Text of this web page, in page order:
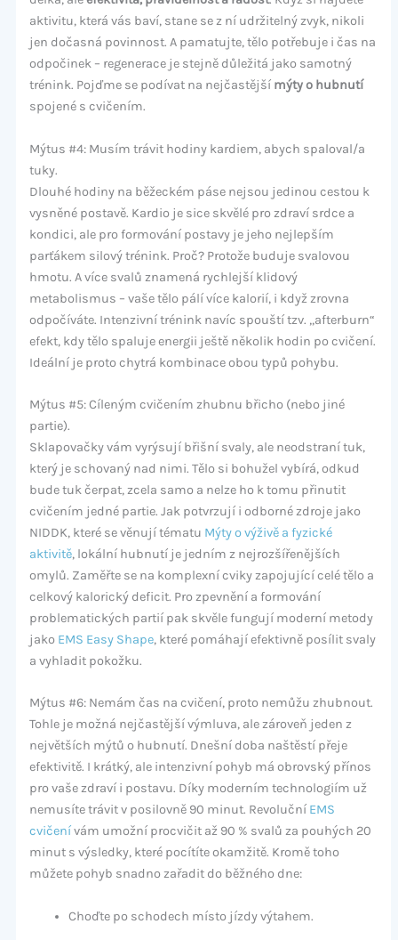
aktivitu, která vás baví, stane se z ní udržitelný zvyk, nikoli
jen dočasná povinnost. A pamatujte, tělo potřebuje i čas na
odpočinek – regenerace je stejně důležitá jako samotný
trénink. Pojďme se podívat na nejčastější mýty o hubnutí
spojené s cvičením.
Mýtus #4: Musím trávit hodiny kardiem, abych spaloval/a
tuky.
Dlouhé hodiny na běžeckém páse nejsou jedinou cestou k
vysněné postavě. Kardio je sice skvělé pro zdraví srdce a
kondici, ale pro formování postavy je jeho nejlepším
parťákem silový trénink. Proč? Protože buduje svalovou
hmotu. A více svalů znamená rychlejší klidový
metabolismus – vaše tělo pálí více kalorií, i když zrovna
odpočíváte. Intenzivní trénink navíc spouští tzv. „afterburn“
efekt, kdy tělo spaluje energii ještě několik hodin po cvičení.
Ideální je proto chytrá kombinace obou typů pohybu.
Mýtus #5: Cíleným cvičením zhubnu břicho (nebo jiné
partie).
Sklapovačky vám vyrýsují břišní svaly, ale neodstraní tuk,
který je schovaný nad nimi. Tělo si bohužel vybírá, odkud
bude tuk čerpat, zcela samo a nelze ho k tomu přinutit
cvičením jedné partie. Jak potvrzují i odborné zdroje jako
NIDDK, které se věnují tématu Mýty o výživě a fyzické
aktivitě, lokální hubnutí je jedním z nejrozšířenějších
omylů. Zaměřte se na komplexní cviky zapojující celé tělo a
celkový kalorický deficit. Pro zpevnění a formování
problematických partií pak skvěle fungují moderní metody
jako EMS Easy Shape, které pomáhají efektivně posílit svaly
a vyhladit pokožku.
Mýtus #6: Nemám čas na cvičení, proto nemůžu zhubnout.
Tohle je možná nejčastější výmluva, ale zároveň jeden z
největších mýtů o hubnutí. Dnešní doba naštěstí přeje
efektivitě. I krátký, ale intenzivní pohyb má obrovský přínos
pro vaše zdraví i postavu. Díky moderním technologiím už
nemusíte trávit v posilovně 90 minut. Revoluční EMS
cvičenívám umožní procvičit až 90 % svalů za pouhých 20
minut s výsledky, které pocítíte okamžitě. Kromě toho
můžete pohyb snadno zařadit do běžného dne:
Choďte po schodech místo jízdy výtahem.